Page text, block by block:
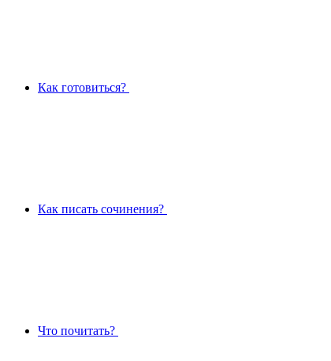
Как готовиться?
Как писать сочинения?
Что почитать?